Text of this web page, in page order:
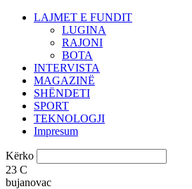
LAJMET E FUNDIT
LUGINA
RAJONI
BOTA
INTERVISTA
MAGAZINË
SHËNDETI
SPORT
TEKNOLOGJI
Impresum
Kërko
23 C
bujanovac